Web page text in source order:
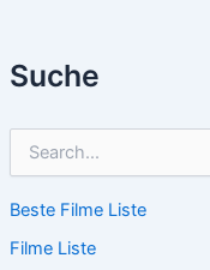
Suche
h
n
Beste Filme Liste
Filme Liste